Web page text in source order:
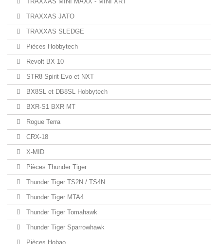
TRAXXAS JATO
TRAXXAS SLEDGE
Pièces Hobbytech
Revolt BX-10
STR8 Spirit Evo et NXT
BX8SL et DB8SL Hobbytech
BXR-S1 BXR MT
Rogue Terra
CRX-18
X-MID
Pièces Thunder Tiger
Thunder Tiger TS2N / TS4N
Thunder Tiger MTA4
Thunder Tiger Tomahawk
Thunder Tiger Sparrowhawk
Pièces Hobao